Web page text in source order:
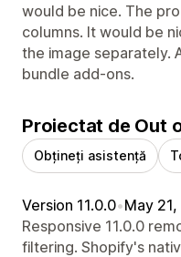
would be nice. The
columns. It would be
the image separately.
bundle add-ons.
Proiectat de Out
Obțineți asistență
Version 11.0.0•May
Responsive 11.0.0
filtering. Shopify's